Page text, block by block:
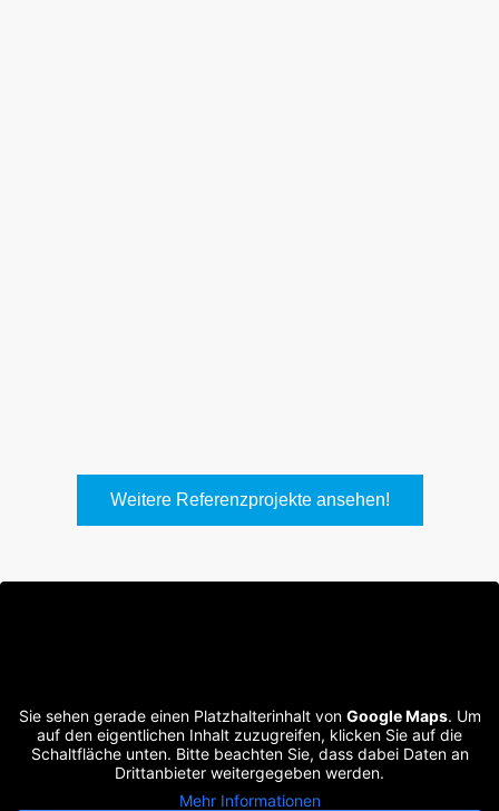
Weitere Referenzprojekte ansehen!
Sie sehen gerade einen Platzhalterinhalt von Google Maps. Um
auf den eigentlichen Inhalt zuzugreifen, klicken Sie auf die
Schaltfläche unten. Bitte beachten Sie, dass dabei Daten an
Drittanbieter weitergegeben werden.
Mehr Informationen